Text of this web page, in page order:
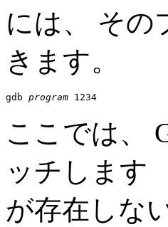
には、 その
きます。
gdb program
ここでは、
ッチします
が存在しな